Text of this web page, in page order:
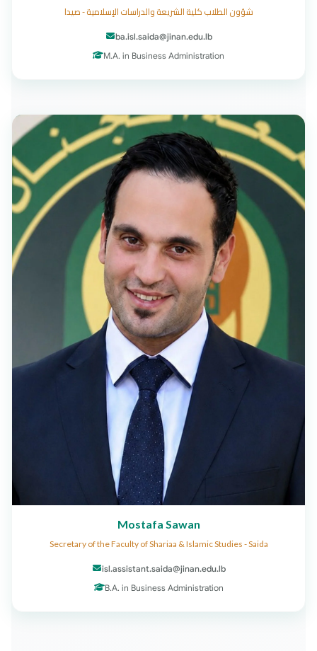
شؤون الطلاب كلية الشريعة والدراسات الإسلامية - صيدا
ba.isl.saida@jinan.edu.lb
M.A. in Business Administration
Mostafa Sawan
Secretary of the Faculty of Shariaa & Islamic Studies - Saida
isl.assistant.saida@jinan.edu.lb
B.A. in Business Administration